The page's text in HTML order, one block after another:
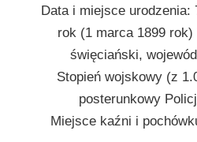
Data i miejsce urodzenia:
rok (1 marca 1899 rok)
święciański,
Stopień wojskowy (z
posterunkowy
Miejsce kaźni i